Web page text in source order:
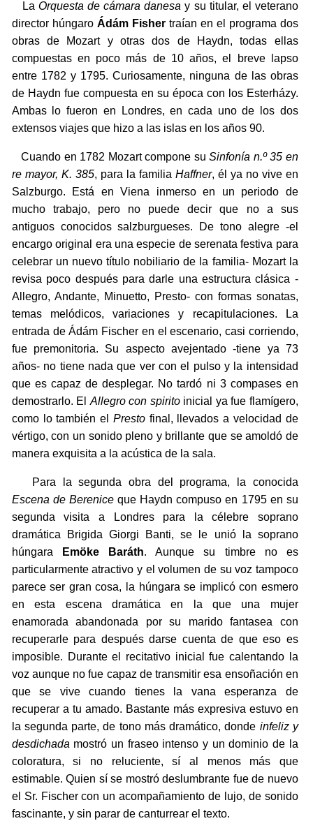
LaOrquesta de cámara danesa y su titular, el veterano
director húngaroÁdám Fishertraían en el programa dos
obras de Mozart y otras dos de Haydn, todas ellas
compuestas en poco más de 10 años, el breve lapso
entre 1782 y 1795. Curiosamente, ninguna de las obras
de Haydn fue compuesta en su época con los Esterházy.
Ambas lo fueron en Londres, en cada uno de los dos
extensos viajes que hizo a las islas en los años 90.
Cuando en 1782 Mozart compone suSinfonía n.º 35 en
re mayor, K. 385, para la familia Haffner, él ya no vive en
Salzburgo. Está en Viena inmerso en un periodo de
mucho trabajo, pero no puede decir que no a sus
antiguos conocidos salzburgueses. De tono alegre -el
encargo original era una especie de serenata festiva para
celebrar un nuevo título nobiliario de la familia- Mozart la
revisa poco después para darle una estructura clásica -
Allegro, Andante, Minuetto, Presto- con formas sonatas,
temas melódicos, variaciones y recapitulaciones. La
entrada de Ádám Fischer en el escenario, casi corriendo,
fue premonitoria. Su aspecto avejentado -tiene ya 73
años- no tiene nada que ver con el pulso y la intensidad
que es capaz de desplegar. No tardó ni 3 compases en
demostrarlo. El Allegro con spiritoinicial ya fue flamígero,
como lo también el Prestofinal, llevados a velocidad de
vértigo, con un sonido pleno y brillante que se amoldó de
manera exquisita a la acústica de la sala.
Para la segunda obra del programa, la conocida
Escena de Berenice que Haydn compuso en 1795 en su
segunda visita a Londres para la célebre soprano
dramática Brigida Giorgi Banti, se le unió la soprano
húngara
Emöke Baráth. Aunque su timbre no es
particularmente atractivo y el volumen de su voz tampoco
parece ser gran cosa, la húngara se implicó con esmero
en esta escena dramática en la que una mujer
enamorada abandonada por su marido fantasea con
recuperarle para después darse cuenta de que eso es
imposible. Durante el recitativo inicial fue calentando la
voz aunque no fue capaz de transmitir esa ensoñación en
que se vive cuando tienes la vana esperanza de
recuperar a tu amado. Bastante más expresiva estuvo en
la segunda parte, de tono más dramático, donde infeliz y
desdichada mostró un fraseo intenso y un dominio de la
coloratura, si no reluciente, sí al menos más que
estimable. Quien sí se mostró deslumbrante fue de nuevo
el Sr. Fischer con un acompañamiento de lujo, de sonido
fascinante, y sin parar de canturrear el texto.